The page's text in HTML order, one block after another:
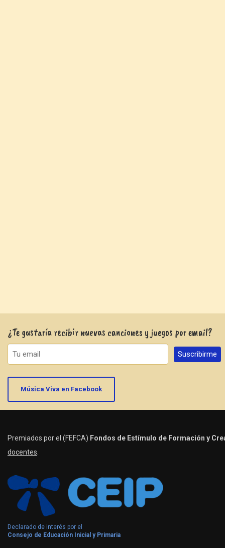
¿Te gustaría recibir nuevas canciones y juegos por email?
Música Viva en Facebook
Premiados por el (FEFCA) Fondos de Estímulo de Formación y
docentes
Declarado de interés por el
Consejo de Educación Inicial y Primaria